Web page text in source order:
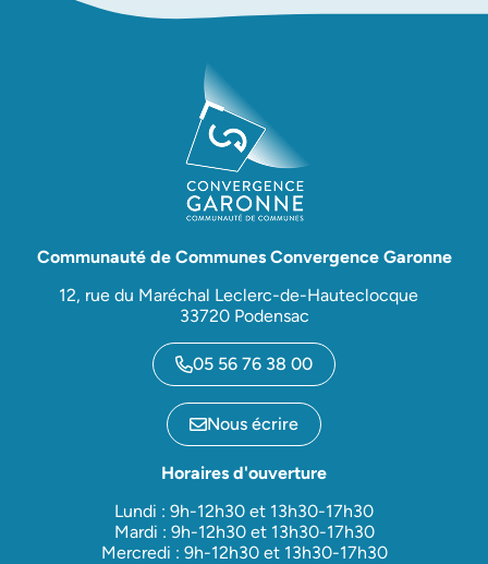
Communauté de Communes Convergence Garonne
12, rue du Maréchal Leclerc-de-Hauteclocque
33720 Podensac
05 56 76 38 00
Nous écrire
Horaires d'ouverture
Lundi : 9h-12h30 et 13h30-17h30
Mardi : 9h-12h30 et 13h30-17h30
Mercredi : 9h-12h30 et 13h30-17h30